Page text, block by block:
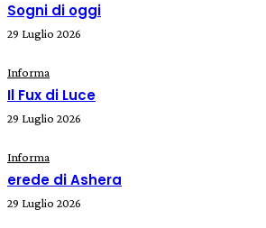
Sogni di oggi
29 Luglio 2026
Informa
Il Fux di Luce
29 Luglio 2026
Informa
erede di Ashera
29 Luglio 2026